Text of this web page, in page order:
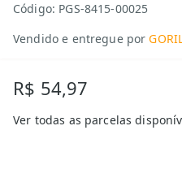
Código: PGS-8415-00025
Vendido e entregue por
R$ 54,97
Ver todas as parcelas